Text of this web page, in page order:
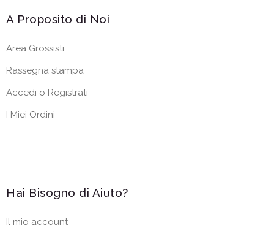
A Proposito di Noi
Area Grossisti
Rassegna stampa
Accedi o Registrati
I Miei Ordini
Hai Bisogno di Aiuto?
Il mio account